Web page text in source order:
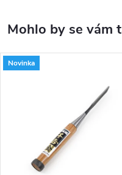
Novinka